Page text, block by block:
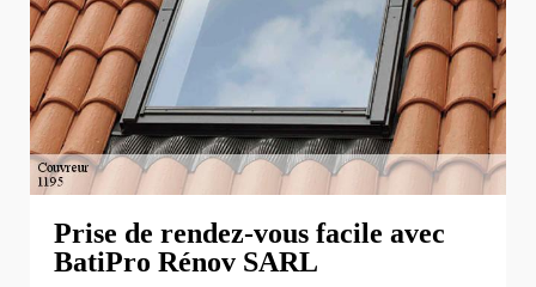
Prise de rendez-vous facile avec
BatiPro Rénov SARL